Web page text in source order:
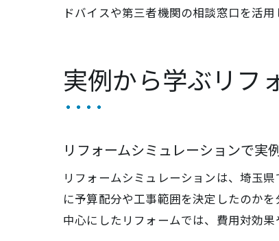
ドバイスや第三者機関の相談窓口を活用
実例から学ぶリフ
リフォームシミュレーションで実
リフォームシミュレーションは、埼玉
に予算配分や工事範囲を決定したのか
中心にしたリフォームでは、費用対効果